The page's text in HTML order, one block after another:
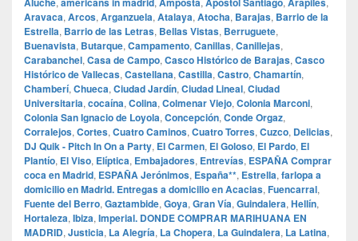
Aravaca, Arcos, Arganzuela, Atalaya, Atocha, Barajas, Barrio de la
Estrella, Barrio de las Letras, Bellas Vistas, Berruguete,
Buenavista, Butarque, Campamento, Canillas, Canillejas,
Carabanchel, Casa de Campo, Casco Histórico de Barajas, Casco
Histórico de Vallecas, Castellana, Castilla, Castro, Chamartín,
Chamberí, Chueca, Ciudad Jardín, Ciudad Lineal, Ciudad
Universitaria, cocaína, Colina, Colmenar Viejo, Colonia Marconi,
Colonia San Ignacio de Loyola, Concepción, Conde Orgaz,
Corralejos, Cortes, Cuatro Caminos, Cuatro Torres, Cuzco, Delicias,
DJ Quik - Pitch In On a Party, El Carmen, El Goloso, El Pardo, El
Plantío, El Viso, Elíptica, Embajadores, Entrevías, ESPAÑA Comprar
coca en Madrid, ESPAÑA Jerónimos, España**, Estrella, farlopa a
domicilio en Madrid. Entregas a domicilio en Acacias, Fuencarral,
Fuente del Berro, Gaztambide, Goya, Gran Vía, Guindalera, Hellín,
Hortaleza, Ibiza, Imperial. DONDE COMPRAR MARIHUANA EN
MADRID, Justicia, La Alegría, La Chopera, La Guindalera, La Latina,